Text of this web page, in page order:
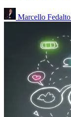
Marcello Fedalto